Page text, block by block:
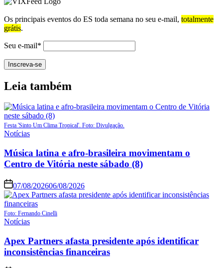
Os principais eventos do ES toda semana no seu e-mail, totalmente
grátis.
Seu e-mail*
Leia também
Festa 'Sinto Um Clima Tropical'. Foto: Divulgação.
Notícias
Música latina e afro-brasileira movimentam o
Centro de Vitória neste sábado (8)
07/08/202606/08/2026
Foto: Fernando Cinelli
Notícias
Apex Partners afasta presidente após identificar
inconsistências financeiras